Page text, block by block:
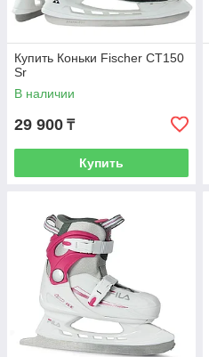
Купить Коньки Fischer CT150
Sr
В наличии
29 900 ₸
Купить